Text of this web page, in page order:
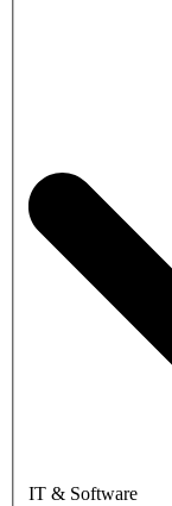
IT & Software